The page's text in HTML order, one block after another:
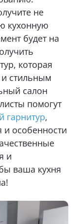
не
кухонную
будет на
которая
и стильным
салон
помогут
гарнитур,
особенности
и
ваша кухня